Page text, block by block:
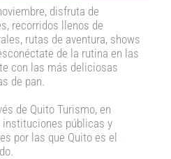
disfruta de
recorridos llenos de
rutas de aventura, shows
de la rutina en las
con las más deliciosas
de pan.
de Quito Turismo, en
públicas y
por las que Quito es el